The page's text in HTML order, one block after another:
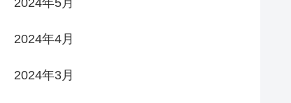
2024年4月
2024年3月